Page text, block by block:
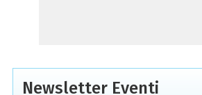
Newsletter Eventi